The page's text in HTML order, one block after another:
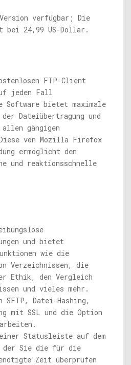
verfügbar; Die
bei 24,99 US-Dollar.
FTP-Client
jeden Fall
Software bietet maximale
Dateiübertragung und
gängigen
von Mozilla Firefox
ermöglicht den
und reaktionsschnelle
und bietet
wie die
Verzeichnissen, die
Ethik, den Vergleich
und vieles mehr.
SFTP, Datei-Hashing,
mit SSL und die Option
Statusleiste auf dem
der Sie die für die
Zeit überprüfen